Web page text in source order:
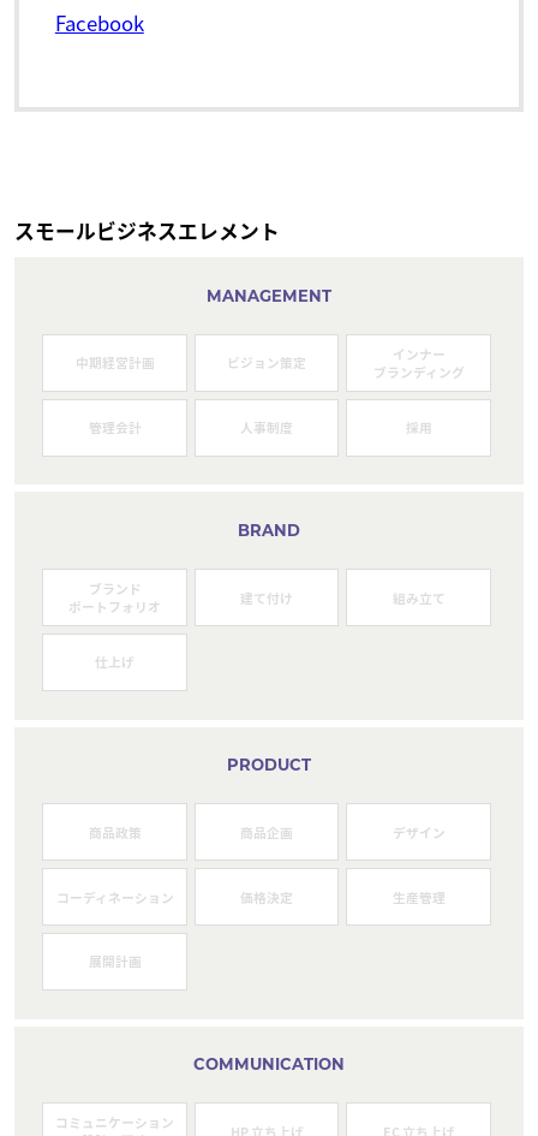
Facebook
スモールビジネスエレメント
MANAGEMENT
中期経営計画 ビジョン策定
インナー
ブランディング
管理会計 人事制度 採用
BRAND
ブランド
ポートフォリオ
建て付け 組み立て
仕上げ
PRODUCT
商品政策 商品企画 デザイン
コーディネーション 価格決定 生産管理
展開計画
COMMUNICATION
コミュニケーション
HP 立ち上げ EC 立ち上げ